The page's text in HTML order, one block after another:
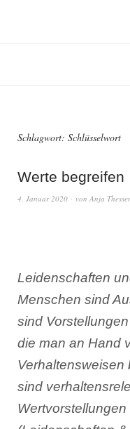
Schlagwort: Schlüsselwort
Werte begreifen
4. Januar 2020 von Anja
Leidenschaften
Menschen sind
sind
die man an Hand
Verhaltensweisen
sind